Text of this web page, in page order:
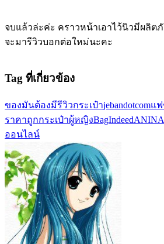
จบแล้วล่ะค่ะ คราวหน้าเอาไว้นิวมีผลิ
จะมารีวิวบอกต่อใหม่นะคะ
Tag ที่เกี่ยวข้อง
ของมันต้องมีรีวิวกระเป๋าjebandotcomแฟ
ราคาถูกกระเป๋าผู้หญิงBagIndeedANINA
ออนไลน์